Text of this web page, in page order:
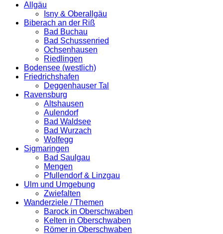
Allgäu
Isny & Oberallgäu
Biberach an der Riß
Bad Buchau
Bad Schussenried
Ochsenhausen
Riedlingen
Bodensee (westlich)
Friedrichshafen
Deggenhauser Tal
Ravensburg
Altshausen
Aulendorf
Bad Waldsee
Bad Wurzach
Wolfegg
Sigmaringen
Bad Saulgau
Mengen
Pfullendorf & Linzgau
Ulm und Umgebung
Zwiefalten
Wanderziele / Themen
Barock in Oberschwaben
Kelten in Oberschwaben
Römer in Oberschwaben